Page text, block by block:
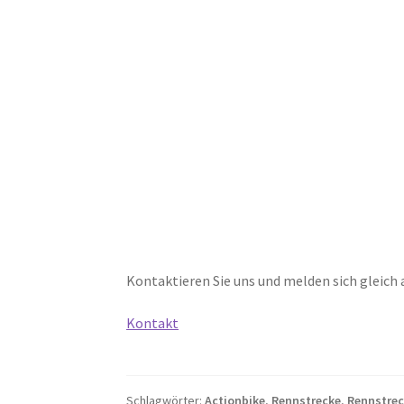
Kontaktieren Sie uns und melden sich gleich
Kontakt